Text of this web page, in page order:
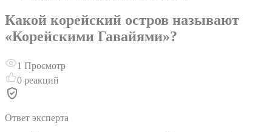
Какой корейский остров называют
«Корейскими Гавайями»?
1 Просмотр
0 реакций
Ответ эксперта